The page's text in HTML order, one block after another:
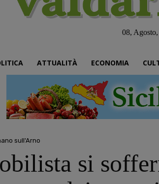
08,
ATTUALITÀ ECONOMIA
sull'Arno
si